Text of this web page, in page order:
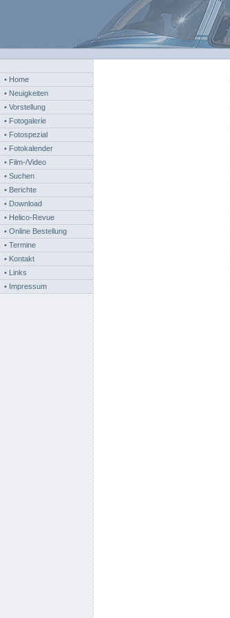
• Home
• Neuigkeiten
• Vorstellung
• Fotogalerie
• Fotospezial
• Fotokalender
• Film-/Video
• Suchen
• Berichte
• Download
• Helico-Revue
• Online Bestellung
• Termine
• Kontakt
• Links
• Impressum